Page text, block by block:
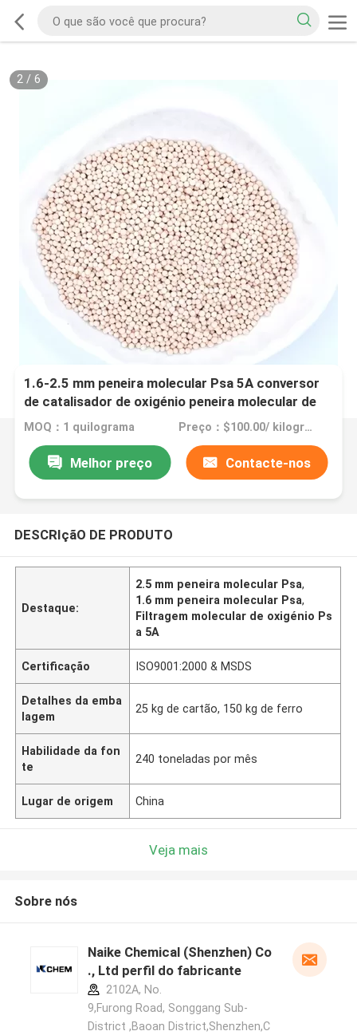
2/ 6
1.6-2.5 mm peneira molecular Psa 5A conversor
de catalisador de oxigénio peneira molecular de
oxigénio
MOQ：1 quilograma Preço：$100.00/ kilograms
Melhor preço Contacte-nos
DESCRIçãO DE PRODUTO
Destaque:
2.5 mm peneira molecular Psa,
1.6 mm peneira molecular Psa,
Filtragem molecular de oxigénio Ps
a 5A
Certificação ISO9001:2000 & MSDS
Detalhes da emba
lagem
25 kg de cartão, 150 kg de ferro
Habilidade da fon
te
240 toneladas por mês
Lugar de origem China
Veja mais
Sobre nós
Naike Chemical (Shenzhen) Co
., Ltd perfil do fabricante
2102A, No.
9,Furong Road, Songgang Sub-
District ,Baoan District,Shenzhen,C